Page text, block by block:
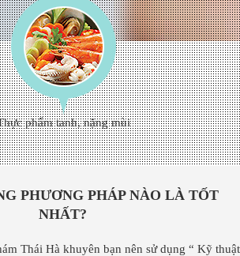
phẩm tanh, nặng mùi
PHƯƠNG PHÁP NÀO LÀ TỐT
NHẤT?
Thái Hà khuyên bạn nên sử dụng “ Kỹ thuật